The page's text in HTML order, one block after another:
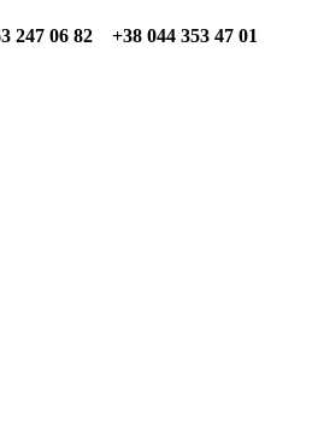
247 06 82 +38 044 353 47 01